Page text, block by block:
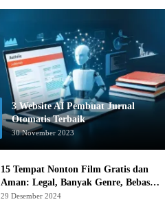
3 Website AI Pembuat Jurnal
Otomatis Terbaik
30 November 2023
15 Tempat Nonton Film Gratis dan
Aman: Legal, Banyak Genre, Bebas
Khawatir!
29 Desember 2024